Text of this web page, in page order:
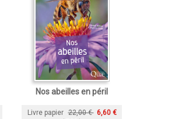
Nos abeilles en péril
Livre papier 22,00 € 6,60 €